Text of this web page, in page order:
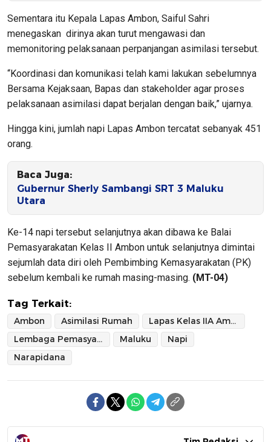
Sementara itu Kepala Lapas Ambon, Saiful Sahri
menegaskan dirinya akan turut mengawasi dan
memonitoring pelaksanaan perpanjangan asimilasi tersebut.
“Koordinasi dan komunikasi telah kami lakukan sebelumnya
Bersama Kejaksaan, Bapas dan stakeholder agar proses
pelaksanaan asimilasi dapat berjalan dengan baik,” ujarnya.
Hingga kini, jumlah napi Lapas Ambon tercatat sebanyak 451
orang.
Baca Juga:
Gubernur Sherly Sambangi SRT 3 Maluku
Utara
Ke-14 napi tersebut selanjutnya akan dibawa ke Balai
Pemasyarakatan Kelas II Ambon untuk selanjutnya dimintai
sejumlah data diri oleh Pembimbing Kemasyarakatan (PK)
sebelum kembali ke rumah masing-masing. (MT-04)
Tag Terkait:
Ambon Asimilasi Rumah
Lapas Kelas IIA Ambon
Lembaga Pemasyarakatan Kelas IIA Ambon
Maluku
Napi
Narapidana